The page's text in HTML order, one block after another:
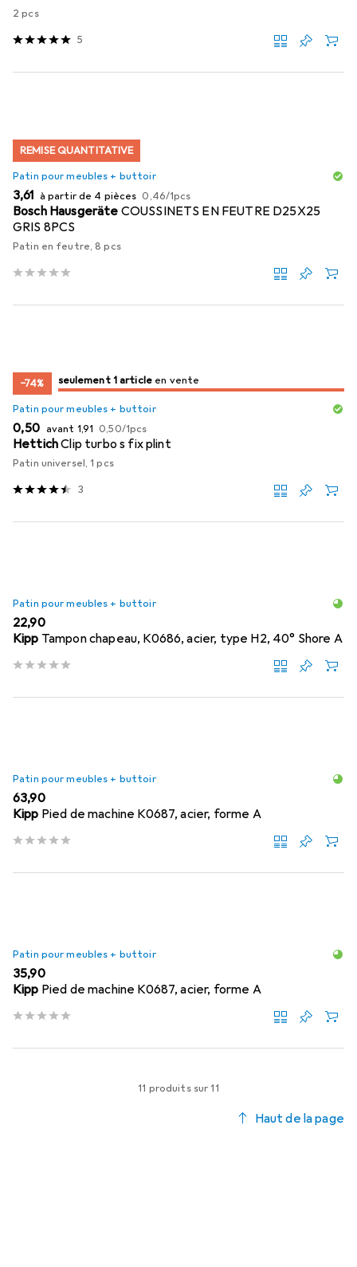
2 pcs
5
REMISE QUANTITATIVE
Patin pour meubles + buttoir
EUR
3,61 à partir de 4 pièces EUR
0,46/1pcs
Bosch Hausgeräte COUSSINETS EN FEUTRE D25X25
GRIS 8PCS
Patin en feutre, 8 pcs
−74% juste 1 pièceen vente
seulement 1 article en vente
Patin pour meubles + buttoir
EUR
0,50 avant EUR
1,91 EUR
0,50/1pcs
HettichClip turbo s fix plint
Patin universel, 1 pcs
3
Patin pour meubles + buttoir
EUR
22,90
Kipp Tampon chapeau, K0686, acier, type H2, 40° Shore A
Patin pour meubles + buttoir
EUR
63,90
Kipp Pied de machine K0687, acier, forme A
Patin pour meubles + buttoir
EUR
35,90
Kipp Pied de machine K0687, acier, forme A
11 produits sur 11
Haut de la page